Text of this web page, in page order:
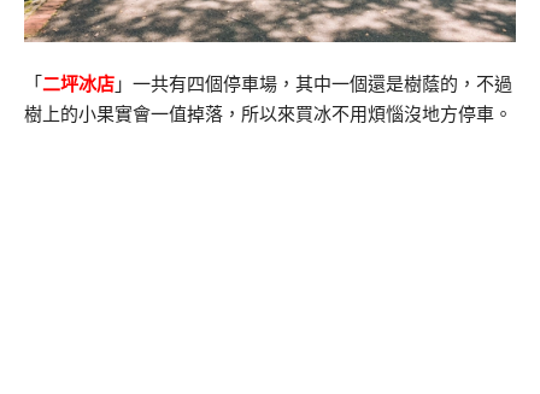
「 二坪冰店 」一共有四個停車場，其中一個還是樹蔭的，不過
樹上的小果實會一值掉落，所以來買冰不用煩惱沒地方停車。